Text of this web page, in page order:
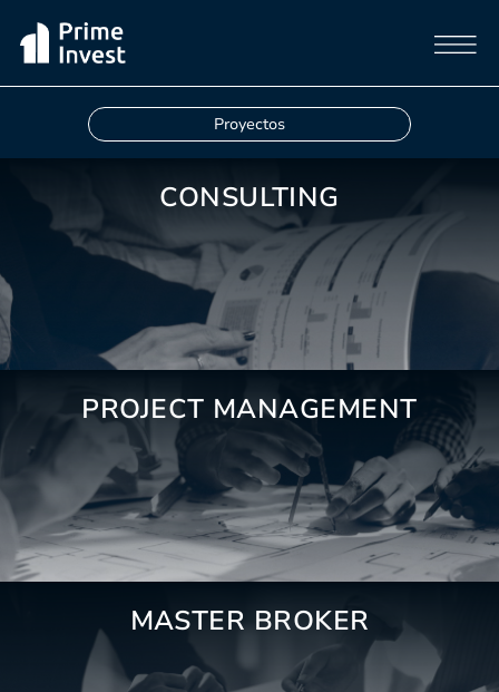
Proyectos
CONSULTING
PROJECT MANAGEMENT
MASTER BROKER